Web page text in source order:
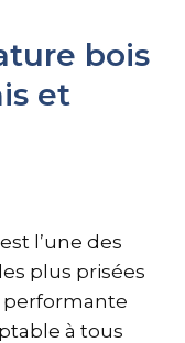
bois
et
l’une des
plus prisées
performante
à tous